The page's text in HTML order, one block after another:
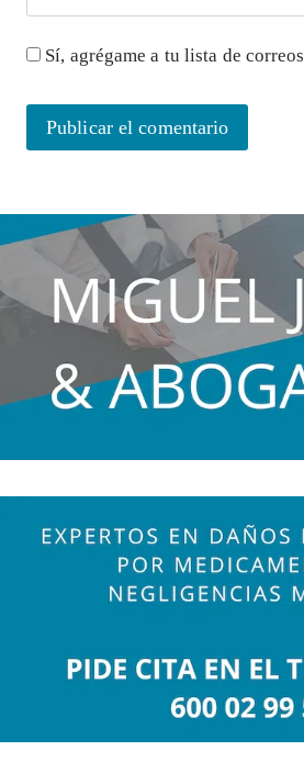
Sí, agrégame a tu lista de correos